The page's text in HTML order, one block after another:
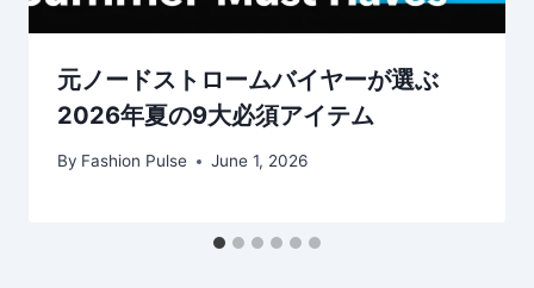
元ノードストロームバイヤーが選ぶ
2026年夏の9大必須アイテム
By Fashion Pulse June 1, 2026